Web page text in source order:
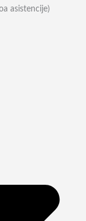
asistencije)